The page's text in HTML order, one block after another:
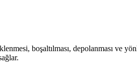
boşaltılması, depolanması ve